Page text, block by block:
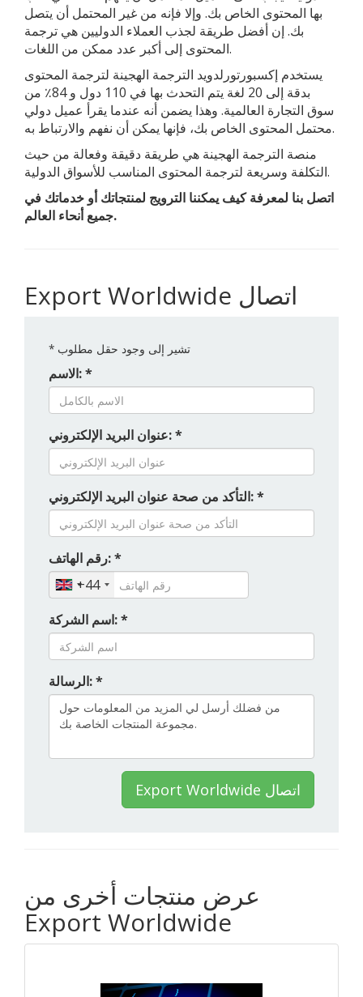
بها المحتوى الخاص بك. وإلا فإنه من غير المحتمل أن يتصل
بك. إن أفضل طريقة لجذب العملاء الدوليين هي ترجمة
المحتوى إلى أكبر عدد ممكن من اللغات.
يستخدم إكسبورتورلدويد الترجمة الهجينة لترجمة المحتوى
بدقة إلى 20 لغة يتم التحدث بها في 110 دول و 84٪ من
سوق التجارة العالمية. وهذا يضمن أنه عندما يقرأ عميل دولي
محتمل المحتوى الخاص بك، فإنها يمكن أن نفهم والارتباط به.
منصة الترجمة الهجينة هي طريقة دقيقة وفعالة من حيث
التكلفة وسريعة لترجمة المحتوى المناسب للأسواق الدولية.
اتصل بنا لمعرفة كيف يمكننا الترويج لمنتجاتك أو خدماتك في
جميع أنحاء العالم.
Export Worldwide اتصال
* تشير إلى وجود حقل مطلوب
الاسم: *
عنوان البريد الإلكتروني: *
التأكد من صحة عنوان البريد الإلكتروني: *
رقم الهاتف: *
+44
اسم الشركة: *
الرسالة: *
Export Worldwide اتصال
عرض منتجات أخرى من
Export Worldwide